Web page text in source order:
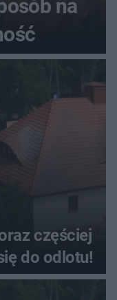
na
częściej
do odlotu!